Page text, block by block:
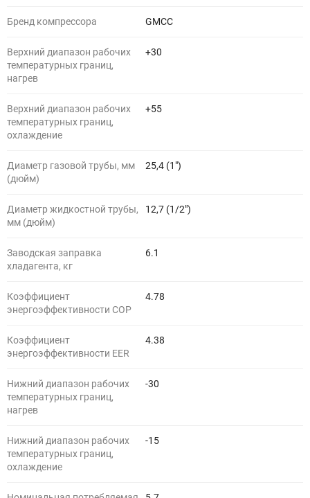
Бренд компрессора GMCC
Верхний диапазон рабочих
температурных границ,
нагрев
+30
Верхний диапазон рабочих
температурных границ,
охлаждение
+55
Диаметр газовой трубы, мм
(дюйм)
25,4 (1")
Диаметр жидкостной трубы,
мм (дюйм)
12,7 (1/2")
Заводская заправка
хладагента, кг
6.1
Коэффициент
энергоэффективности COP
4.78
Коэффициент
энергоэффективности EER
4.38
Нижний диапазон рабочих
температурных границ,
нагрев
-30
Нижний диапазон рабочих
температурных границ,
охлаждение
-15